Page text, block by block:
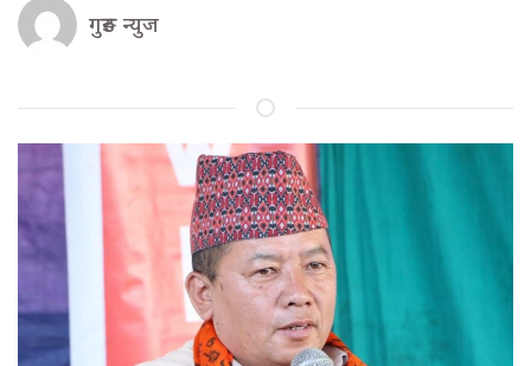
गुरुङ न्युज